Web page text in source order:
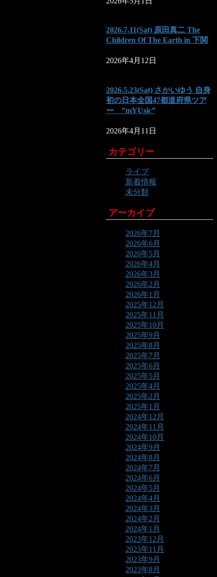
2026.7.11(Sat) 原田真二 The
Children Of The Earth in 下関
2026年4月12日
2026.5.23(Sat) さかいゆう 自身
初の日本全国47都道府県ツア
ー ”mYUsic”
2026年4月11日
カテゴリー
ライブ
新着情報
未分類
アーカイブ
2026年7月
2026年6月
2026年5月
2026年4月
2026年3月
2026年2月
2026年1月
2025年12月
2025年11月
2025年10月
2025年9月
2025年8月
2025年7月
2025年6月
2025年5月
2025年4月
2025年2月
2025年1月
2024年12月
2024年11月
2024年10月
2024年9月
2024年8月
2024年7月
2024年6月
2024年5月
2024年4月
2024年3月
2024年2月
2024年1月
2023年12月
2023年11月
2023年9月
2023年8月